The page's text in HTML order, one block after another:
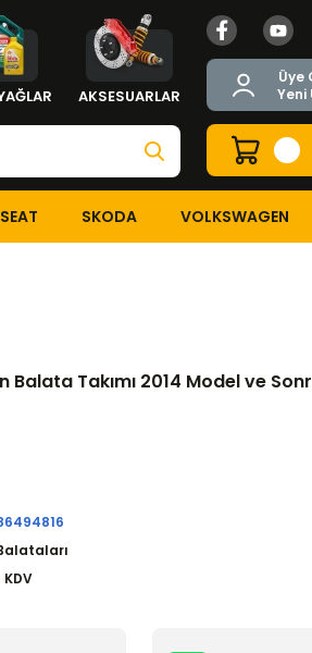
AKSESUARLAR
Üye
Yeni
SEAT SKODA VOLKSWAGEN
Balata Takımı 2014 Model ve
KDV